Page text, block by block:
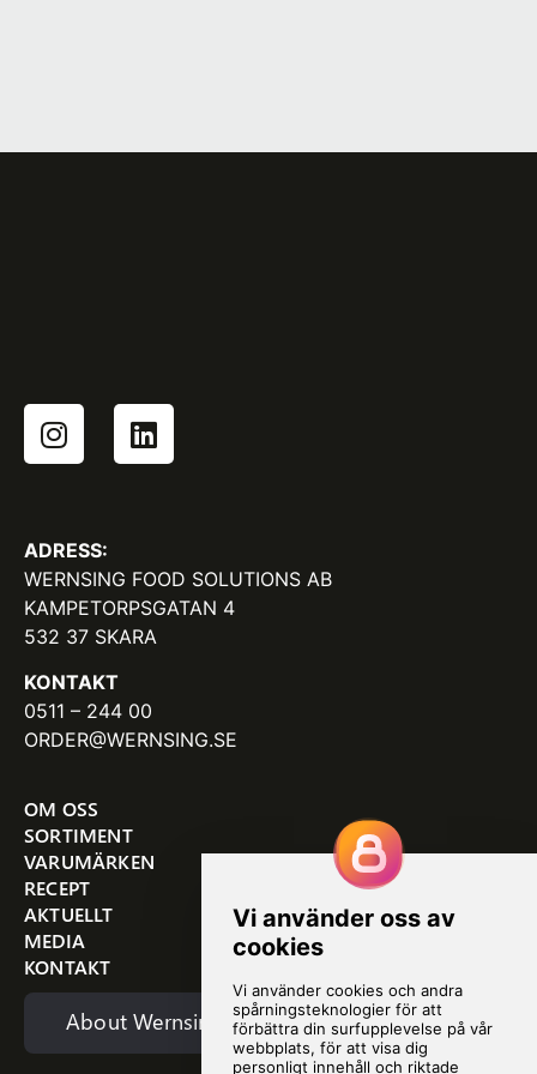
ADRESS:
WERNSING FOOD SOLUTIONS AB
KAMPETORPSGATAN 4
532 37 SKARA
KONTAKT
0511 – 244 00
ORDER@WERNSING.SE
OM OSS
SORTIMENT
VARUMÄRKEN
RECEPT
AKTUELLT
MEDIA
KONTAKT
About Wernsing